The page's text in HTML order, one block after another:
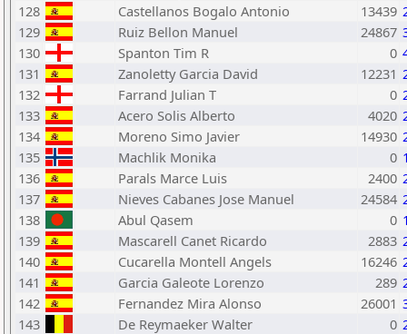
128
Castellanos Bogalo Antonio 13439
129
Ruiz Bellon Manuel 24867
130
Spanton Tim R 0
131
Zanoletty Garcia David 12231
132
Farrand Julian T 0
133
Acero Solis Alberto 4020
134
Moreno Simo Javier 14930
135
Machlik Monika 0
136
Parals Marce Luis 2400
137
Nieves Cabanes Jose Manuel 24584
138
Abul Qasem 0
139
Mascarell Canet Ricardo 2883
140
Cucarella Montell Angels 16246
141
Garcia Galeote Lorenzo 289
142
Fernandez Mira Alonso 26001
143
De Reymaeker Walter 0